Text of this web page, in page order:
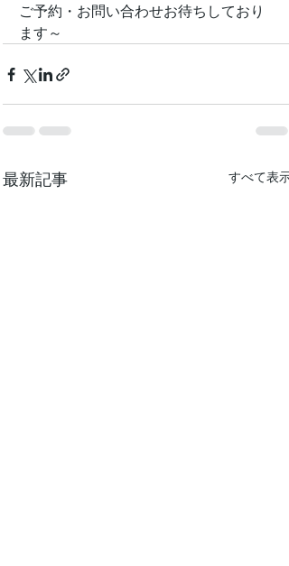
ご予約・お問い合わせお待ちしており
ます～
最新記事 すべて表示